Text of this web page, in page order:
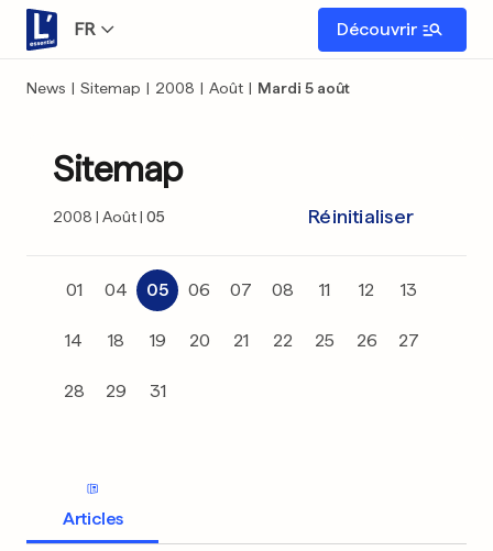
FR Découvrir
News | Sitemap | 2008 | Août | Mardi 5 août
Sitemap
2008 Août 05 Réinitialiser
01 04 05 06 07 08 11 12 13
14 18 19 20 21 22 25 26 27
28 29 31
Articles